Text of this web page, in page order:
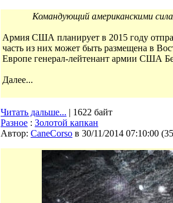
Командующий американскими
Армия США планирует в 2015 году
часть из них может быть размещена в
Европе генерал-лейтенант армии США
Далее...
Читать дальше... | 1622 байт
Разное : Золотой капкан
Автор: CaneCorso в 30/11/2014 07:10:00 (